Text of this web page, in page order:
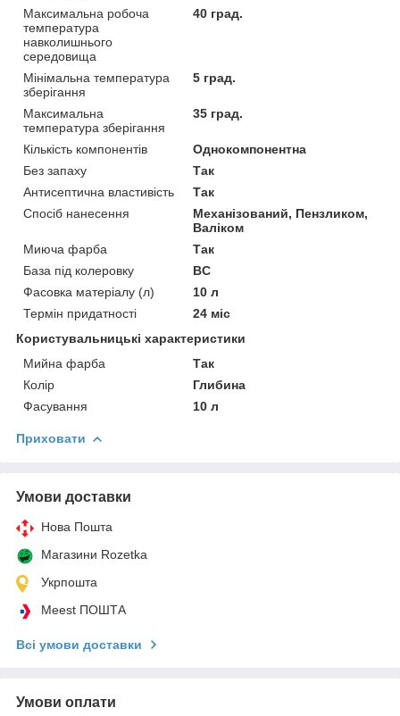
Максимальна робоча
температура
навколишнього
середовища
40 град.
Мінімальна температура
зберігання
5 град.
Максимальна
температура зберігання
35 град.
Кількість компонентів
Однокомпонентна
Без запаху
Так
Антисептична властивість
Так
Спосіб нанесення
Механізований, Пензликом,
Валіком
Миюча фарба
Так
База під колеровку
BC
Фасовка матеріалу (л)
10 л
Термін придатності
24 міс
Користувальницькі характеристики
Мийна фарба
Так
Колір
Глибина
Фасування
10 л
Приховати
Умови доставки
Нова Пошта
Магазини Rozetka
Укрпошта
Meest ПОШТА
Всі умови доставки
Умови оплати